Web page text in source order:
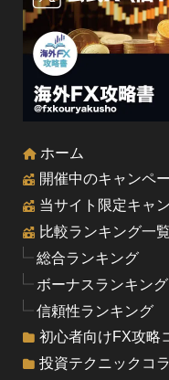
ホーム
開催中のキャンペ
当サイト限定キャ
比較ランキング一覧
総合ランキング
ボーナスランキング
信頼性ランキング
初心者向けFX攻略
投資テクニックコ